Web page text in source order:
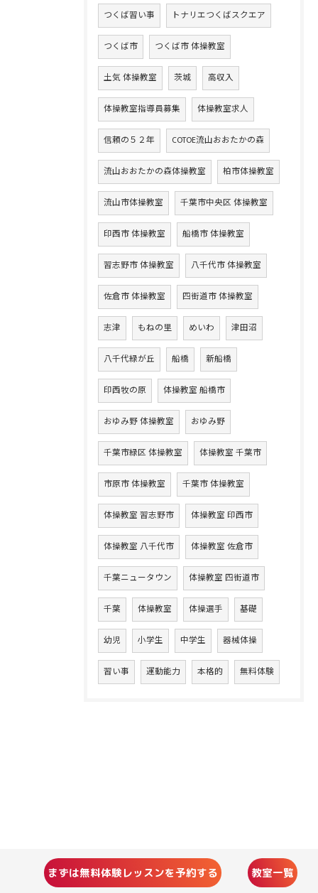
つくば習い事 トナリエつくばスクエア
つくば市 つくば市 体操教室
土気 体操教室 茨城 高収入
体操教室指導員募集 体操教室求人
信頼の５２年 COTOE流山おおたかの森
流山おおたかの森体操教室 柏市体操教室
流山市体操教室 千葉市中央区 体操教室
印西市 体操教室 船橋市 体操教室
習志野市 体操教室 八千代市 体操教室
佐倉市 体操教室 四街道市 体操教室
志津 もねの里 めいわ 津田沼
八千代緑が丘 船橋 新船橋
印西牧の原 体操教室 船橋市
おゆみ野 体操教室 おゆみ野
千葉市緑区 体操教室 体操教室 千葉市
市原市 体操教室 千葉市 体操教室
体操教室 習志野市 体操教室 印西市
体操教室 八千代市 体操教室 佐倉市
千葉ニュータウン 体操教室 四街道市
千葉 体操教室 体操選手 基礎
幼児 小学生 中学生 器械体操
習い事 運動能力 本格的 無料体験
まずは無料体験レッスンを予約する 教室一覧